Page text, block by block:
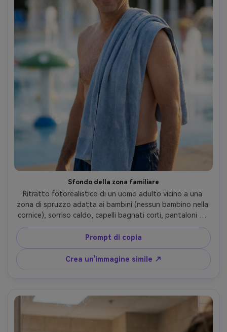
Sfondo della zona familiare
Ritratto fotorealistico di un uomo adulto vicino a una
zona di spruzzo adatta ai bambini (nessun bambino nella
cornice), sorriso caldo, capelli bagnati corti, pantaloni da
bagno semplici e asciugamano leggero sopra la spalla,
caratteristiche d'acqua colorate dolcemente sfocate,
sole pomeridiano morbido con luce delicata del bordo,
Sony A7R V, 85mm f/1.8, cornice torace, umore estivo
sano, texture realistica della pelle e del tessuto, ombre
Prompt di copia
Crea un'immagine simile ↗